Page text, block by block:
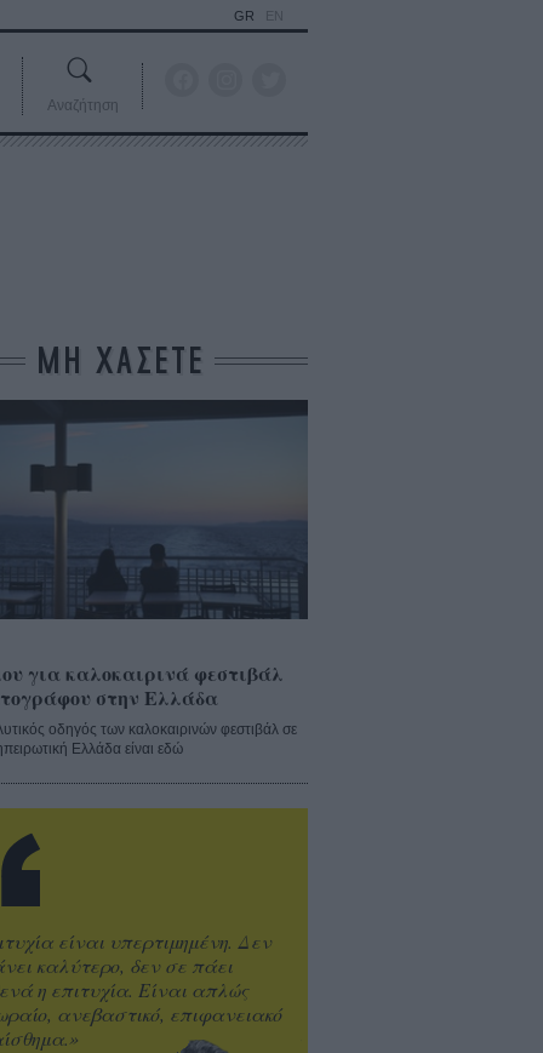
GR EN
Αναζήτηση
ΜΗ ΧΑΣΕΤΕ
για καλοκαιρινά φεστιβάλ
στην Ελλάδα
οδηγός των καλοκαιρινών φεστιβάλ σε
Ελλάδα είναι εδώ
είναι υπερτιμημένη. Δεν
καλύτερο, δεν σε πάει
η επιτυχία. Είναι απλώς
ανεβαστικό, επιφανειακό